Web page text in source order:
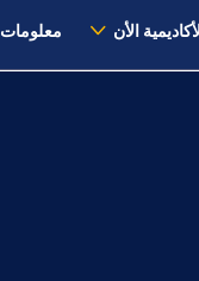
الأن معلومات